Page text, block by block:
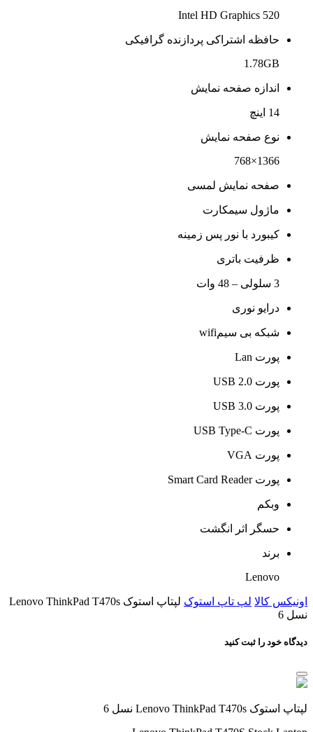
Intel HD Graphics 520
حافظه اشتراکی پردازنده گرافیکی
1.78GB
اندازه صفحه نمایش
14 اینچ
نوع صفحه نمایش
1366×768
صفحه نمایش لمسی
ماژول سیمکارت
کیبورد با نور پس زمینه
ظرفیت باتری
3 سلولی – 48 وات
درایو نوری
شبکه بی سیمwifi
پورت Lan
پورت USB 2.0
پورت USB 3.0
پورت USB Type-C
پورت VGA
پورت Smart Card Reader
وبکم
حسگر اثر انگشت
برند
Lenovo
اونیکس کالا لپ تاپ استوک
لپتاپ استوک Lenovo ThinkPad T470s
نسل 6
دیدگاه خود را ثبت کنید
لپتاپ استوک Lenovo ThinkPad T470s نسل 6